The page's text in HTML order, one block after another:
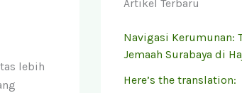
lebih
Artikel Terbaru
Navigasi Kerumunan:
Jemaah Surabaya di
Here’s the translation: